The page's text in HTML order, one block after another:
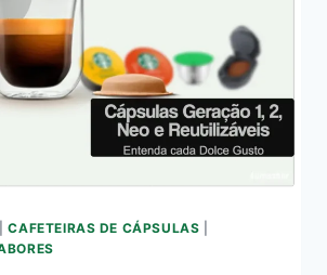
|CAFETEIRAS DE CÁPSULAS